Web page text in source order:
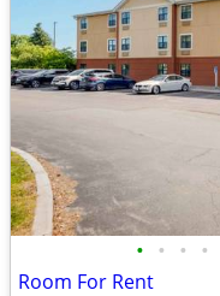
• • • •
Room For Rent